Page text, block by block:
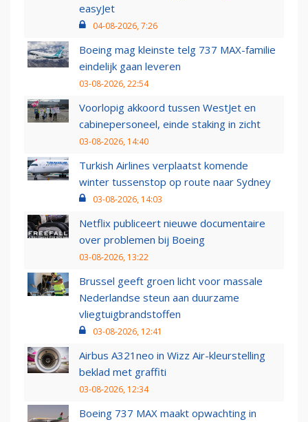
easyJet
04-08-2026, 7:26
Boeing mag kleinste telg 737 MAX-familie
eindelijk gaan leveren
03-08-2026, 22:54
Voorlopig akkoord tussen WestJet en
cabinepersoneel, einde staking in zicht
03-08-2026, 14:40
Turkish Airlines verplaatst komende
winter tussenstop op route naar Sydney
03-08-2026, 14:03
Netflix publiceert nieuwe documentaire
over problemen bij Boeing
03-08-2026, 13:22
Brussel geeft groen licht voor massale
Nederlandse steun aan duurzame
vliegtuigbrandstoffen
03-08-2026, 12:41
Airbus A321neo in Wizz Air-kleurstelling
beklad met graffiti
03-08-2026, 12:34
Boeing 737 MAX maakt opwachting in